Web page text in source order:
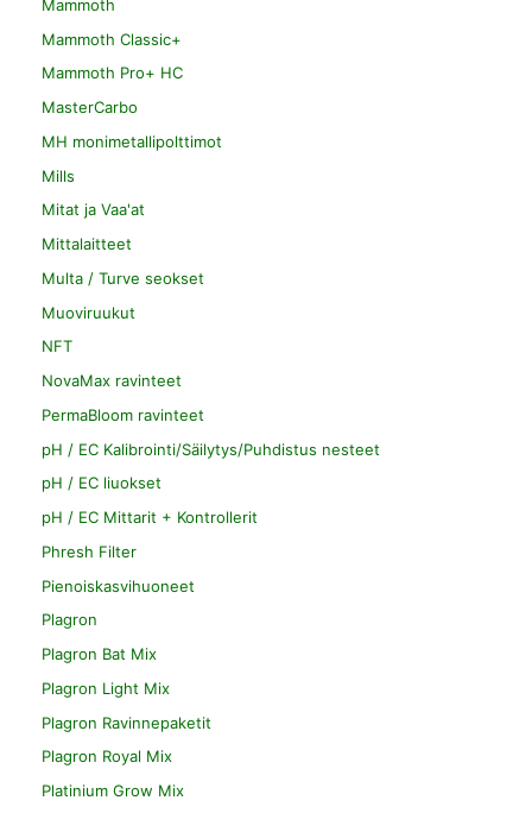
Mammoth
Mammoth Classic+
Mammoth Pro+ HC
MasterCarbo
MH monimetallipolttimot
Mills
Mitat ja Vaa'at
Mittalaitteet
Multa / Turve seokset
Muoviruukut
NFT
NovaMax ravinteet
PermaBloom ravinteet
pH / EC Kalibrointi/Säilytys/Puhdistus nesteet
pH / EC liuokset
pH / EC Mittarit + Kontrollerit
Phresh Filter
Pienoiskasvihuoneet
Plagron
Plagron Bat Mix
Plagron Light Mix
Plagron Ravinnepaketit
Plagron Royal Mix
Platinium Grow Mix